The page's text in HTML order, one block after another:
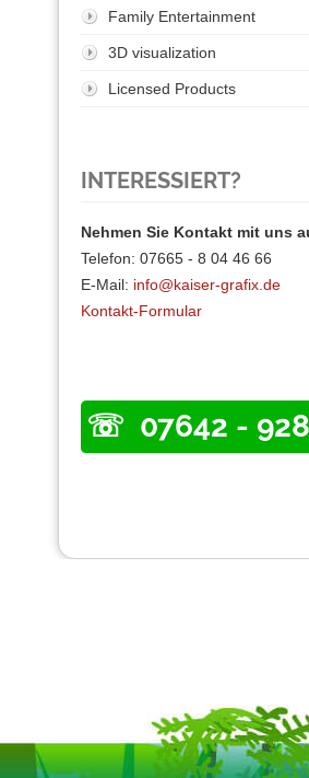
Family Entertainment
3D visualization
Licensed Products
INTERESSIERT?
Nehmen Sie Kontakt mit uns
Telefon: 07665 - 8 04 46 66
E-Mail: info@kaiser-grafix.de
Kontakt-Formular
07642 -